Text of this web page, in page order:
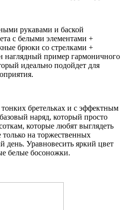
рукавами и баской
с белыми элементами +
брюки со стрелками +
наглядный пример гармоничного
идеально подойдет для
бретельках и с эффектным
наряд, который просто
которые любят выглядеть
только на торжественных
день. Уравновесить яркий цвет
белые босоножки.